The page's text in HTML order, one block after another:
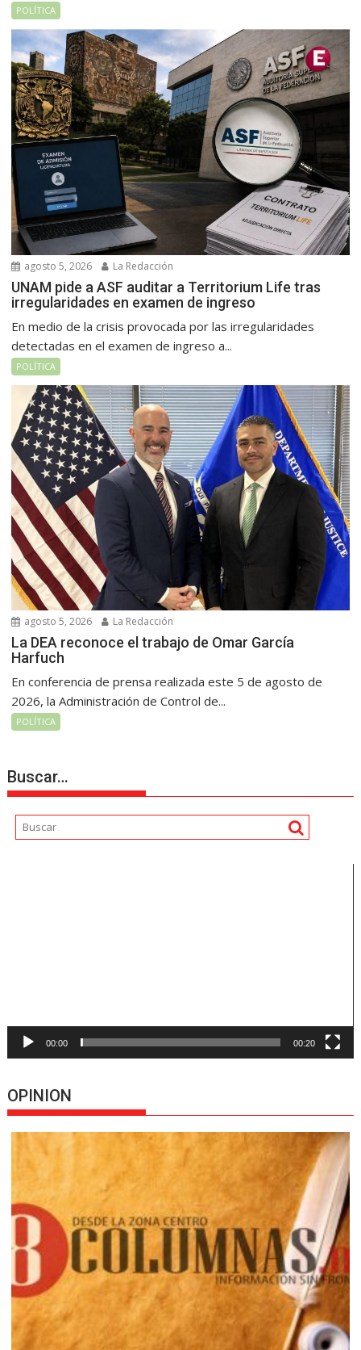
POLÍTICA
agosto 5, 2026 La Redacción
UNAM pide a ASF auditar a Territorium Life tras
irregularidades en examen de ingreso
En medio de la crisis provocada por las irregularidades
detectadas en el examen de ingreso a...
POLÍTICA
agosto 5, 2026 La Redacción
La DEA reconoce el trabajo de Omar García
Harfuch
En conferencia de prensa realizada este 5 de agosto de
2026, la Administración de Control de...
POLÍTICA
Buscar…
00:00 00:20
OPINION